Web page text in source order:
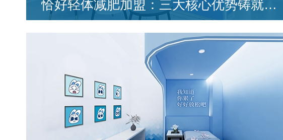
恰好轻体减肥加盟：三大核心优势铸就创业成功之路